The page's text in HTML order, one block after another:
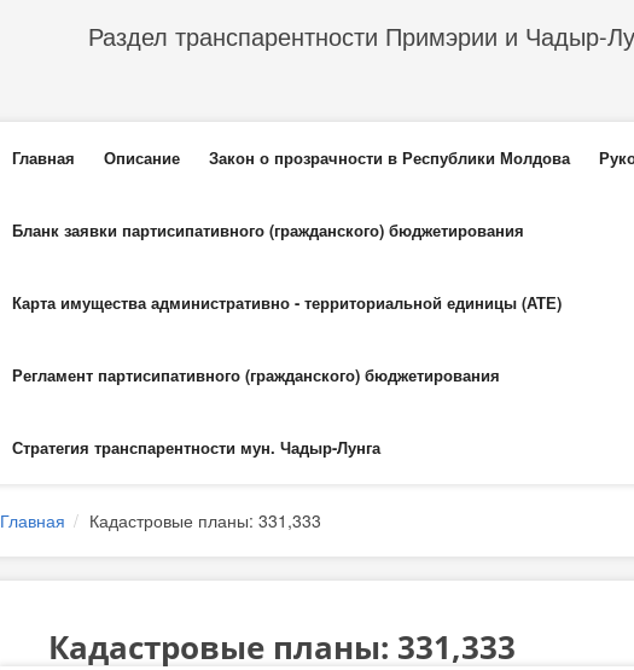
Раздел транспарентности Примэрии и Чадыр-
Главное меню
Главная Описание Закон о прозрачности в Республики Молдова
Бланк заявки партисипативного (гражданского) бюджетирования
Карта имущества административно - территориальной единицы (АТЕ)
Регламент партисипативного (гражданского) бюджетирования
Стратегия транспарентности мун. Чадыр-Лунга
Главная Кадастровые планы: 331,333
Кадастровые планы: 331,333